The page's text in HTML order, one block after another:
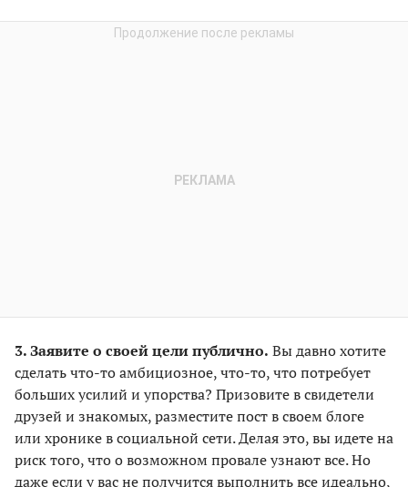
3. Заявите о своей цели публично. Вы давно хотите
сделать что-то амбициозное, что-то, что потребует
больших усилий и упорства? Призовите в свидетели
друзей и знакомых, разместите пост в своем блоге
или хронике в социальной сети. Делая это, вы идете на
риск того, что о возможном провале узнают все. Но
даже если у вас не получится выполнить все идеально,